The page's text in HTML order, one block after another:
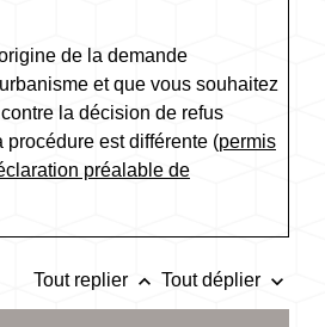
de la demande
et que vous souhaitez
la décision de refus
procédure est différente (permis
préalable de
Tout replier keyboard_arrow_up Tout déplier keyboard_arrow_down